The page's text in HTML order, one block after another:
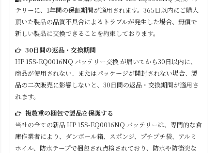
テリーに、1年間の保証期間が適用されます。365日以内にご購入
頂いた製品の品質不具合によるトラブルが発生した場合、無償で
新しい製品に交換できることを約束しております。
30日間の返品・交換期間
HP 15S-EQ0016NQ バッテリー交換 が届いてから30日以内に、
商品が使用されない、またはパッケージが開封されない場合、製
品の二次販売に影響しないと、30日間の返品・交換期間が適用さ
れます。
複数重の梱包で製品を保護する
当社の全ての新品HP 15S-EQ0016NQ バッテリーは、専門的な倉
庫作業者により、ダンボール箱、スポンジ、プチプチ袋、アルミ
ホイル、防水テープで梱包され点検されており、防水や防衝突な